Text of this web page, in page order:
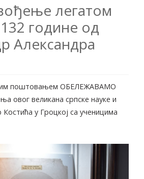
легатом
године од
Александра
поштовањем ОБЕЛЕЖАВАМО
овог великана српске науке и
Костића у Гроцкој са ученицима